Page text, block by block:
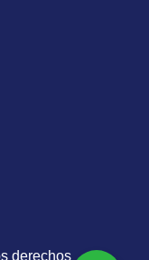
derechos